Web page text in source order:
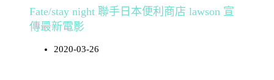
Fate/stay night 聯手日本便利商店 lawson 宣
傳最新電影
2020-03-26